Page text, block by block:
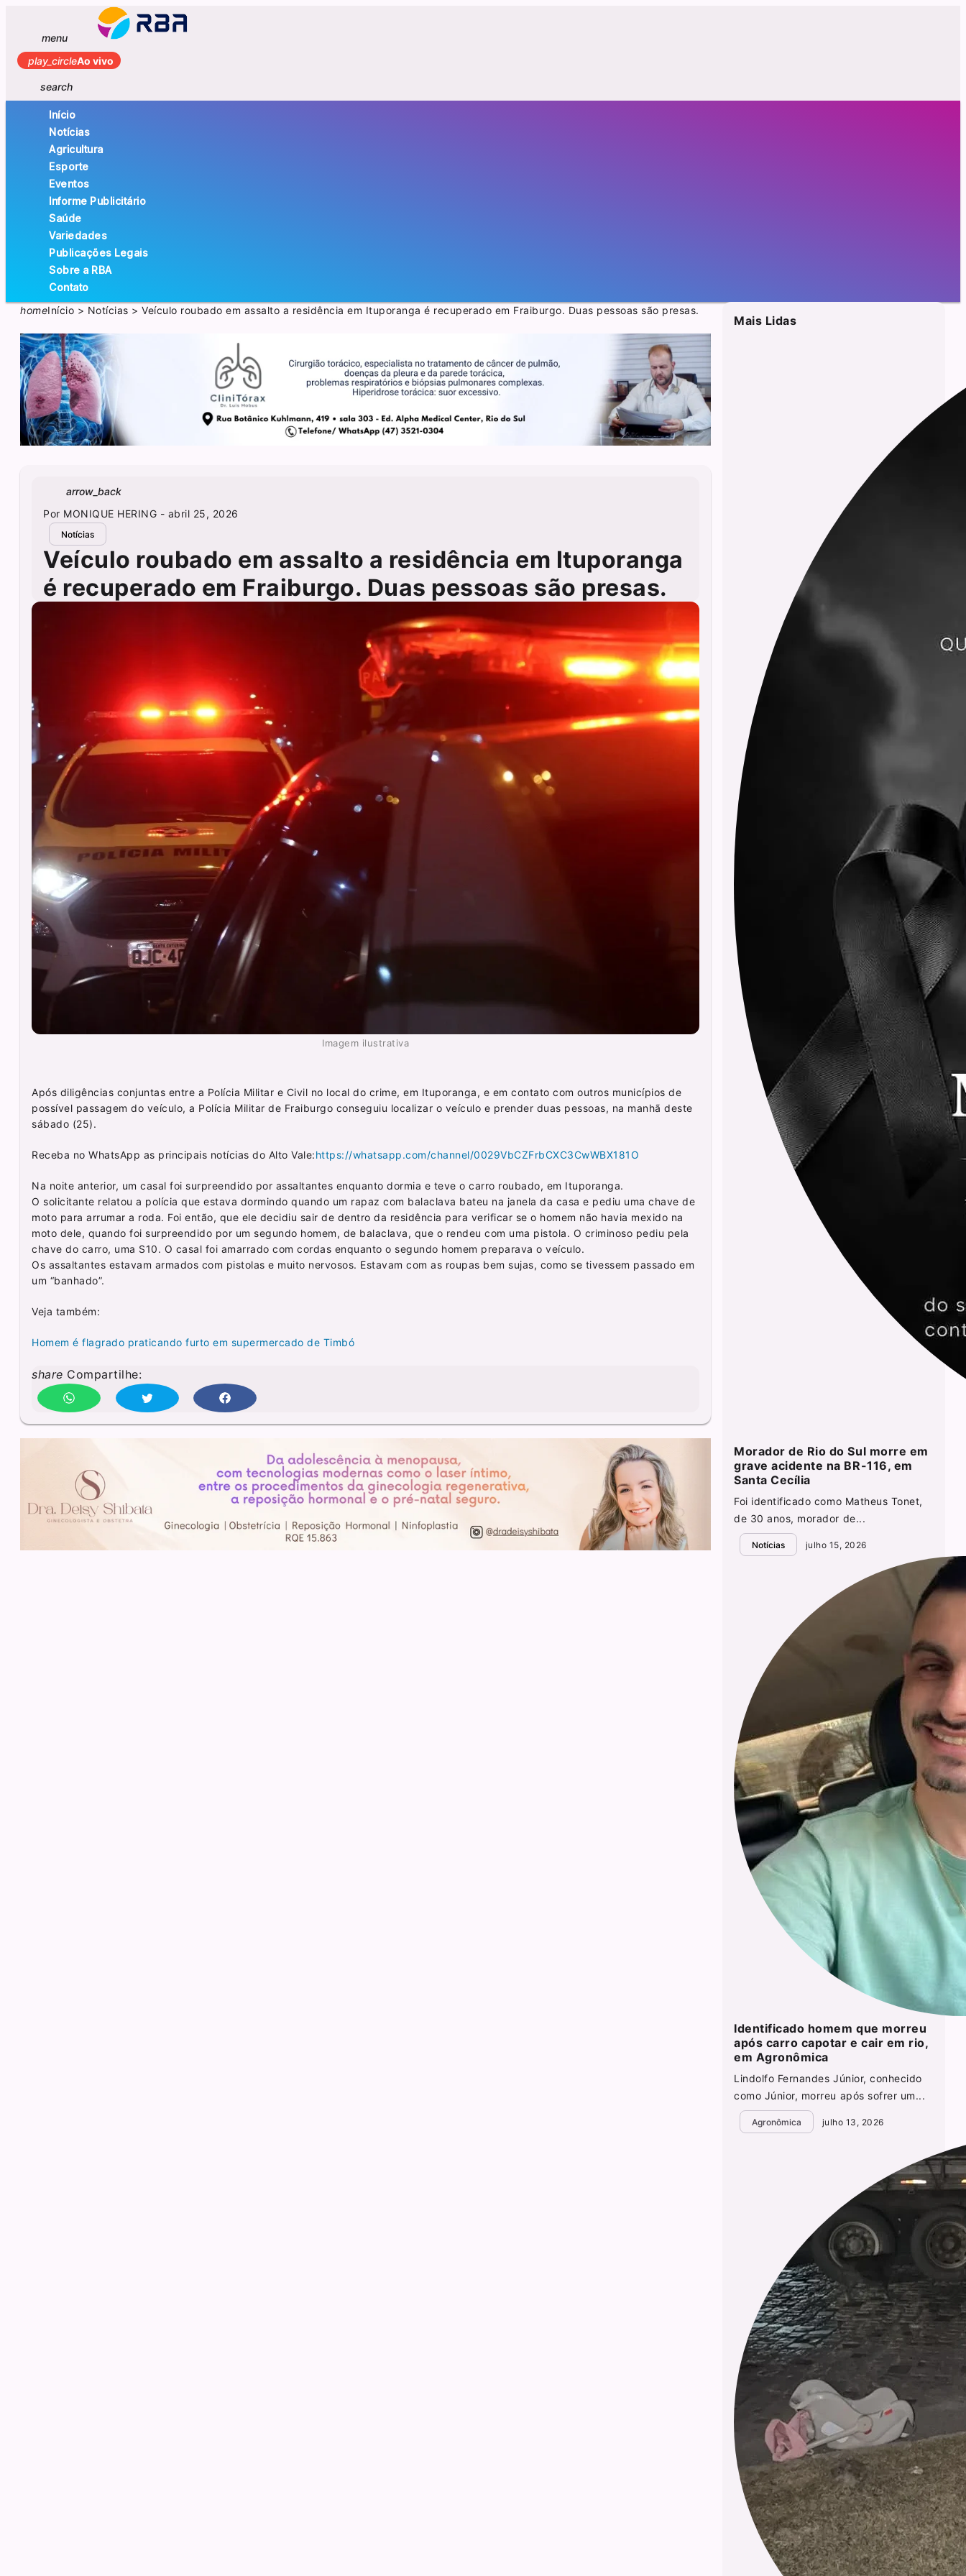
menu
play_circleAo vivo
search
Início
Notícias
Agricultura
Esporte
Eventos
Informe Publicitário
Saúde
Variedades
Publicações Legais
Sobre a RBA
Contato
homeInício > Notícias >Veículo roubado em assalto a residência em Ituporanga é recuperado em Fraiburgo. Duas pessoas são presas.
arrow_back
Por MONIQUE HERING - abril 25, 2026
Notícias
Veículo roubado em assalto a residência em Ituporanga
é recuperado em Fraiburgo. Duas pessoas são presas.
Imagem ilustrativa
Após diligências conjuntas entre a Polícia Militar e Civil no local do crime, em Ituporanga, e em contato com outros municípios de
possível passagem do veículo, a Polícia Militar de Fraiburgo conseguiu localizar o veículo e prender duas pessoas, na manhã deste
sábado (25).
Receba no WhatsApp as principais notícias do Alto Vale:https://whatsapp.com/channel/0029VbCZFrbCXC3CwWBX181O
Na noite anterior, um casal foi surpreendido por assaltantes enquanto dormia e teve o carro roubado, em Ituporanga.
O solicitante relatou a polícia que estava dormindo quando um rapaz com balaclava bateu na janela da casa e pediu uma chave de
moto para arrumar a roda. Foi então, que ele decidiu sair de dentro da residência para verificar se o homem não havia mexido na
moto dele, quando foi surpreendido por um segundo homem, de balaclava, que o rendeu com uma pistola. O criminoso pediu pela
chave do carro, uma S10. O casal foi amarrado com cordas enquanto o segundo homem preparava o veículo.
Os assaltantes estavam armados com pistolas e muito nervosos. Estavam com as roupas bem sujas, como se tivessem passado em
um “banhado”.
Veja também:
Homem é flagrado praticando furto em supermercado de Timbó
share Compartilhe:
Mais Lidas
Morador de Rio do Sul morre em
grave acidente na BR-116, em
Santa Cecília
Foi identificado como Matheus Tonet,
de 30 anos, morador de...
Notícias julho 15, 2026
Identificado homem que morreu
após carro capotar e cair em rio,
em Agronômica
Lindolfo Fernandes Júnior, conhecido
como Júnior, morreu após sofrer um...
Agronômica julho 13, 2026